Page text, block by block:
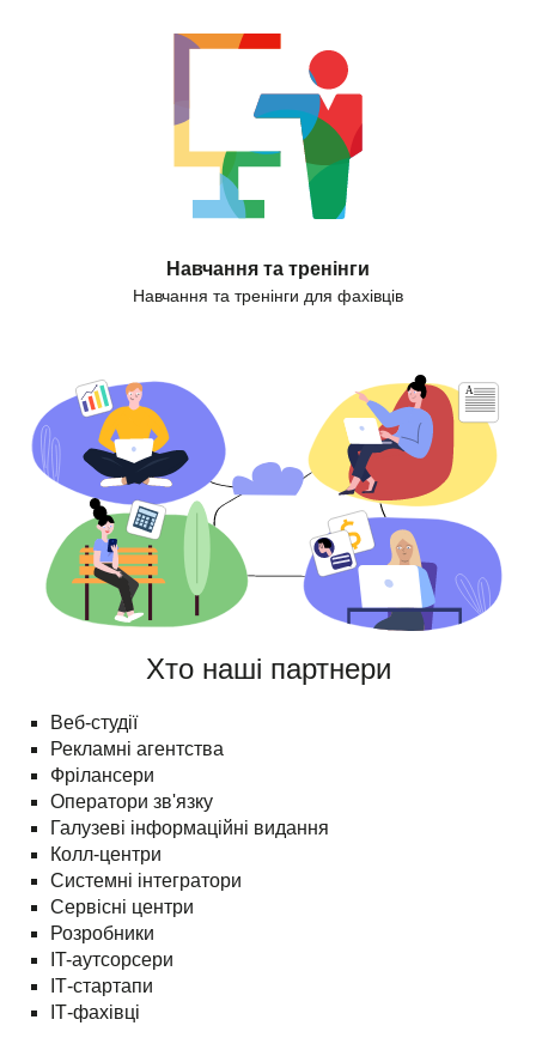
Навчання та тренінги
Навчання та тренінги для фахівців
Хто наші партнери
Веб-студії
Рекламні агентства
Фрілансери
Оператори зв'язку
Галузеві інформаційні видання
Колл-центри
Системні інтегратори
Сервісні центри
Розробники
IT-аутсорсери
ІТ-стартапи
ІТ-фахівці